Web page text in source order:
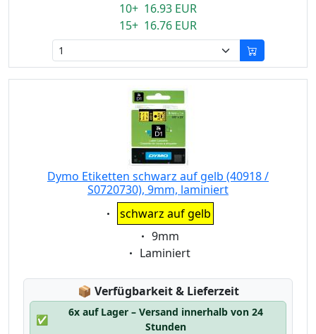
10+ 16.93 EUR
15+ 16.76 EUR
Dymo Etiketten schwarz auf gelb (40918 /
S0720730), 9mm, laminiert
Eigenschaft:
schwarz auf gelb
Eigenschaft:
9mm
Eigenschaft:
Laminiert
📦 Lagerstatus:
Verfügbarkeit & Lieferzeit
✅
6x auf Lager – Versand innerhalb von 24
Stunden